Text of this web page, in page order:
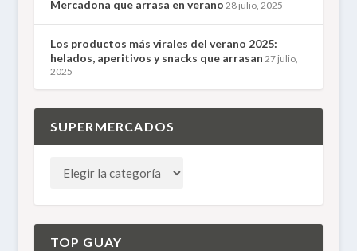
Mercadona que arrasa en verano 28 julio, 2025
Los productos más virales del verano 2025:
helados, aperitivos y snacks que arrasan 27 julio,
2025
SUPERMERCADOS
TOP GUAY